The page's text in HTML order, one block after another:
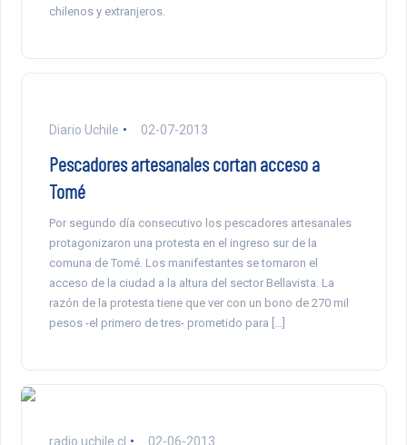
chilenos y extranjeros.
Diario Uchile 02-07-2013
Pescadores artesanales cortan acceso a
Tomé
Por segundo día consecutivo los pescadores artesanales
protagonizaron una protesta en el ingreso sur de la
comuna de Tomé. Los manifestantes se tomaron el
acceso de la ciudad a la altura del sector Bellavista. La
razón de la protesta tiene que ver con un bono de 270 mil
pesos -el primero de tres- prometido para […]
radio.uchile.cl 02-06-2013